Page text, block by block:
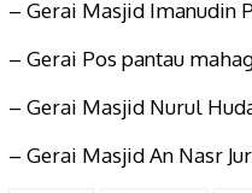
– Gerai Masjid Imanudin
– Gerai Pos pantau
– Gerai Masjid Nurul
– Gerai Masjid An Nasr